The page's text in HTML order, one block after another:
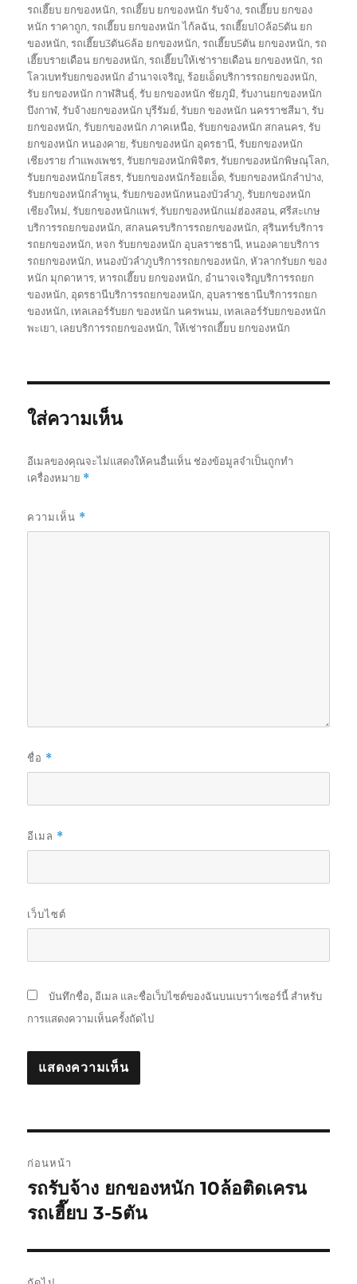
รถเฮี๊ยบ ยกของหนัก,รถเฮี๊ยบ ยกของหนัก รับจ้าง,รถเฮี๊ยบ ยกของ
หนัก ราคาถูก,รถเฮี๊ยบ ยกของหนัก ไก้ลฉัน,รถเฮี๊ยบ10ล้อ5ตัน ยก
ของหนัก,รถเฮี๊ยบ3ตัน6ล้อ ยกของหนัก,รถเฮี๊ยบ5ตัน ยกของหนัก,รถ
เฮี๊ยบรายเดือน ยกของหนัก,รถเฮี๊ยบให้เช่ารายเดือน ยกของหนัก,รถ
โลวเบทรับยกของหนัก อำนาจเจริญ,ร้อยเอ็ดบริการรถยกของหนัก,
รับ ยกของหนัก กาฬสินธุ์,รับ ยกของหนัก ชัยภูมิ,รับงานยกของหนัก
บึงกาฬ,รับจ้างยกของหนัก บุรีรัมย์,รับยก ของหนัก นครราชสีมา,รับ
ยกของหนัก,รับยกของหนัก ภาคเหนือ,รับยกของหนัก สกลนคร,รับ
ยกของหนัก หนองคาย,รับยกของหนัก อุดรธานี,รับยกของหนัก
เชียงราย กำแพงเพชร,รับยกของหนักพิจิตร,รับยกของหนักพิษณุโลก,
รับยกของหนักยโสธร,รับยกของหนักร้อยเอ็ด,รับยกของหนักลำปาง,
รับยกของหนักลำพูน,รับยกของหนักหนองบัวลำภู,รับยกของหนัก
เชียงใหม่,รับยกของหนักแพร่,รับยกของหนักแม่ฮ่องสอน,ศรีสะเกษ
บริการรถยกของหนัก, สกลนครบริการรถยกของหนัก, สุรินทร์บริการ
รถยกของหนัก,หจก รับยกของหนัก อุบลราชธานี,หนองคายบริการ
รถยกของหนัก,หนองบัวลำภูบริการรถยกของหนัก,หัวลากรับยก ของ
หนัก มุกดาหาร,หารถเฮี๊ยบ ยกของหนัก, อำนาจเจริญบริการรถยก
ของหนัก, อุดรธานีบริการรถยกของหนัก, อุบลราชธานีบริการรถยก
ของหนัก, เทลเลอร์รับยก ของหนัก นครพนม, เทลเลอร์รับยกของหนัก
พะเยา, เลยบริการรถยกของหนัก,ให้เช่ารถเฮี๊ยบ ยกของหนัก
ใส่ความเห็น
อีเมลของคุณจะไม่แสดงให้คนอื่นเห็น ช่องข้อมูลจำเป็นถูกทำ
เครื่องหมาย *
ความเห็น *
ชื่อ *
อีเมล *
เว็บไซต์
บันทึกชื่อ, อีเมล และชื่อเว็บไซต์ของฉันบนเบราว์เซอร์นี้ สำหรับ
การแสดงความเห็นครั้งถัดไป
เรื่อง
ก่อนหน้า
เรื่อง
ก่อน
รถรับจ้าง ยกของหนัก 10ล้อติดเครน
รถเฮี๊ยบ 3-5ตัน